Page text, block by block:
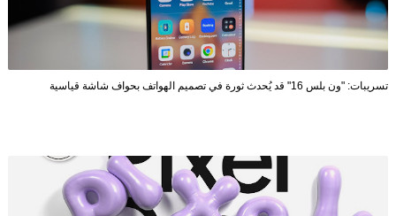
تسريبات: "ون بلس 16" قد يُحدث ثورة في تصميم الهواتف بحواف شاشة قياسية